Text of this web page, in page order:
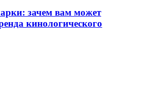
зачем вам может
кинологического